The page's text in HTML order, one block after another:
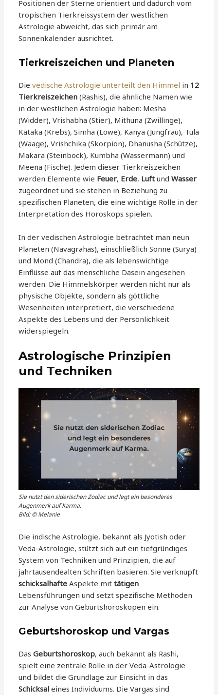
Positionen der Sterne orientiert und dadurch vom
tropischen Tierkreissystem der westlichen
Astrologie abweicht, das sich primär am
Sonnenkalender ausrichtet.
Tierkreiszeichen und Planeten
Dievedische Astrologie unterteilt den Himmel in 12
Tierkreiszeichen (Rashis), die ähnliche Namen wie
in der westlichen Astrologie haben: Mesha
(Widder), Vrishabha (Stier), Mithuna (Zwillinge),
Kataka (Krebs), Simha (Löwe), Kanya (Jungfrau), Tula
(Waage), Vrishchika (Skorpion), Dhanusha (Schütze),
Makara (Steinbock), Kumbha (Wassermann) und
Meena (Fische). Jedem dieser Tierkreiszeichen
werden Elemente wie Feuer, Erde, Luft undWasser
zugeordnet und sie stehen in Beziehung zu
spezifischen Planeten, die eine wichtige Rolle in der
Interpretation des Horoskops spielen.
In der vedischen Astrologie betrachtet man neun
Planeten (Navagrahas), einschließlich Sonne (Surya)
und Mond (Chandra), die als lebenswichtige
Einflüsse auf das menschliche Dasein angesehen
werden. Die Himmelskörper werden nicht nur als
physische Objekte, sondern als göttliche
Wesenheiten interpretiert, die verschiedene
Aspekte des Lebens und der Persönlichkeit
widerspiegeln.
Astrologische Prinzipien
und Techniken
Sie nutzt den siderischen Zodiac und legt ein besonderes
Augenmerk auf Karma.
Bild: © Melanie
Die indische Astrologie, bekannt als Jyotish oder
Veda-Astrologie, stützt sich auf ein tiefgründiges
System von Techniken und Prinzipien, die auf
jahrtausendealten Schriften basieren. Sie verknüpft
schicksalhafte Aspekte mittätigen
Lebensführungen und setzt spezifische Methoden
zur Analyse von Geburtshoroskopen ein.
Geburtshoroskop und Vargas
DasGeburtshoroskop, auch bekannt als Rashi,
spielt eine zentrale Rolle in der Veda-Astrologie
und bildet die Grundlage zur Einsicht in das
Schicksal eines Individuums. Die Vargas sind